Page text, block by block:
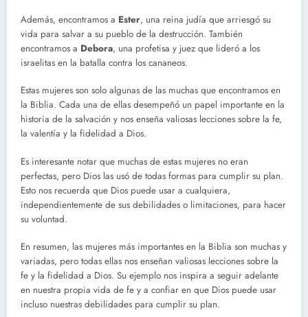
Además, encontramos a Ester, una reina judía que arriesgó su
vida para salvar a su pueblo de la destrucción. También
encontramos a Debora, una profetisa y juez que lideró a los
israelitas en la batalla contra los cananeos.
Estas mujeres son solo algunas de las muchas que encontramos en
la Biblia. Cada una de ellas desempeñó un papel importante en la
historia de la salvación y nos enseña valiosas lecciones sobre la fe,
la valentía y la fidelidad a Dios.
Es interesante notar que muchas de estas mujeres no eran
perfectas, pero Dios las usó de todas formas para cumplir su plan.
Esto nos recuerda que Dios puede usar a cualquiera,
independientemente de sus debilidades o limitaciones, para hacer
su voluntad.
En resumen, las mujeres más importantes en la Biblia son muchas y
variadas, pero todas ellas nos enseñan valiosas lecciones sobre la
fe y la fidelidad a Dios. Su ejemplo nos inspira a seguir adelante
en nuestra propia vida de fe y a confiar en que Dios puede usar
incluso nuestras debilidades para cumplir su plan.